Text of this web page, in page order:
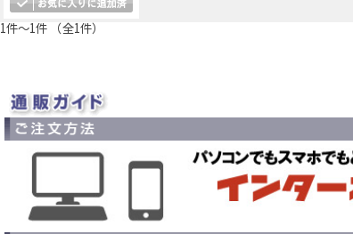
1件～1件 （全1件）